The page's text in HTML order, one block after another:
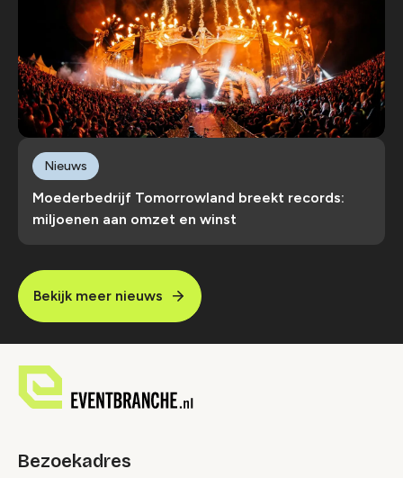
Moederbedrijf Tomorrowland breekt records:
miljoenen aan omzet en winst
Nieuws
Bekijk meer nieuws
Bezoekadres